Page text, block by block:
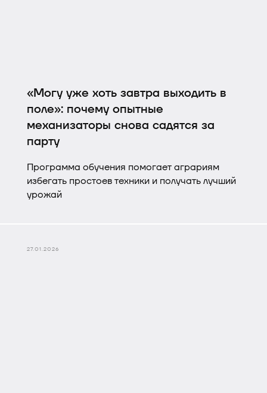
«Могу уже хоть завтра выходить в
поле»: почему опытные
механизаторы снова садятся за
парту
Программа обучения помогает аграриям
избегать простоев техники и получать лучший
урожай
27.01.2026